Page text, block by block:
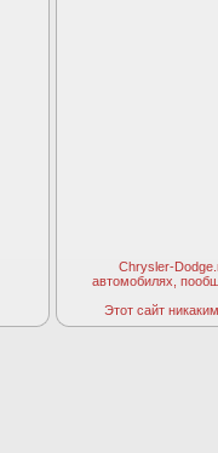
Chrysler-
автомобилях,
Этот сайт